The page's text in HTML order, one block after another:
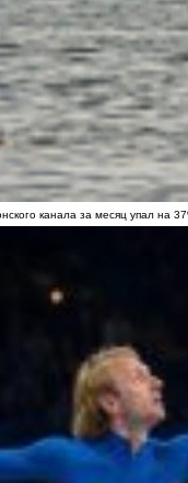
канала за месяц упал на